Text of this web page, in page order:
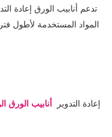
تدعم أنابيب الورق إعادة
المواد المستخدمة لأطول
إعادة التدوير أنابيب الورق